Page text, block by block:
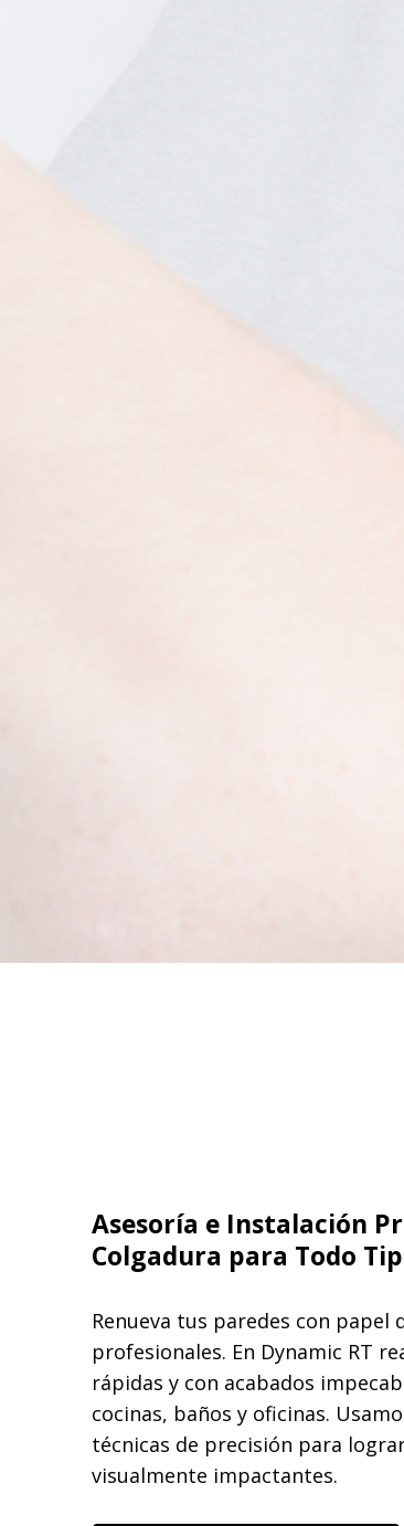
Asesoría e Instalación
Colgadura para Todo
Renueva tus paredes con
profesionales. En Dynamic RT
rápidas y con acabados
cocinas, baños y oficinas.
técnicas de precisión para
visualmente impactantes.